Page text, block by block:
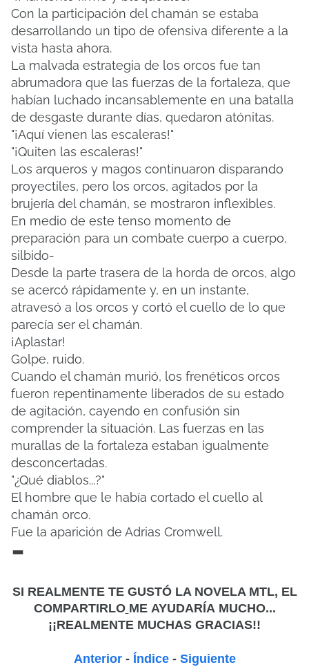
Con la participación del chamán se estaba
desarrollando un tipo de ofensiva diferente a la
vista hasta ahora.
La malvada estrategia de los orcos fue tan
abrumadora que las fuerzas de la fortaleza, que
habían luchado incansablemente en una batalla
de desgaste durante días, quedaron atónitas.
"¡Aquí vienen las escaleras!"
"¡Quiten las escaleras!"
Los arqueros y magos continuaron disparando
proyectiles, pero los orcos, agitados por la
brujería del chamán, se mostraron inflexibles.
En medio de este tenso momento de
preparación para un combate cuerpo a cuerpo,
silbido-
Desde la parte trasera de la horda de orcos, algo
se acercó rápidamente y, en un instante,
atravesó a los orcos y cortó el cuello de lo que
parecía ser el chamán.
¡Aplastar!
Golpe, ruido.
Cuando el chamán murió, los frenéticos orcos
fueron repentinamente liberados de su estado
de agitación, cayendo en confusión sin
comprender la situación. Las fuerzas en las
murallas de la fortaleza estaban igualmente
desconcertadas.
"¿Qué diablos...?"
El hombre que le había cortado el cuello al
chamán orco.
Fue la aparición de Adrias Cromwell.
-
SI REALMENTE TE GUSTÓ LA NOVELA MTL, EL
COMPARTIRLO ME AYUDARÍA MUCHO...
¡¡REALMENTE MUCHAS GRACIAS!!
Anterior - Índice - Siguiente